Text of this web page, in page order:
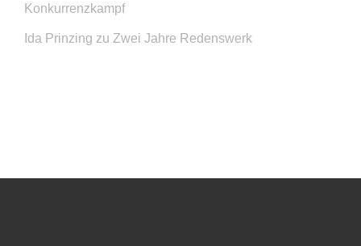
Konkurrenzkampf
Ida Prinzing zu Zwei Jahre Redenswerk